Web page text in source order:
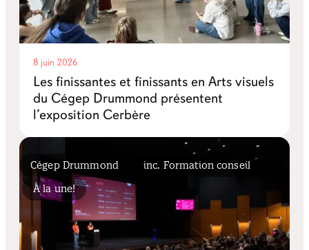
8 juin 2026
Les finissantes et finissants en Arts visuels
du Cégep Drummond présentent
l’exposition Cerbère
Cégep Drummond
inc. Formation conseil
À la une!